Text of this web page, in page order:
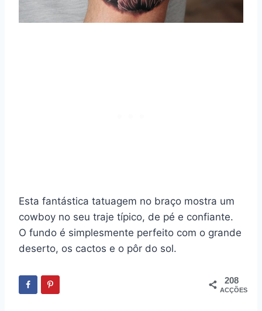
Esta fantástica tatuagem no braço mostra um
cowboy no seu traje típico, de pé e confiante.
O fundo é simplesmente perfeito com o grande
deserto, os cactos e o pôr do sol.
208
ACÇÕES